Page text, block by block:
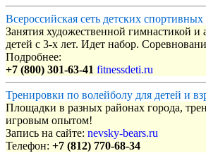
Всероссийская сеть детских
Занятия художественной гимнастикой и
детей с 3-х лет. Идет набор.
Подробнее:
+7 (800) 301-63-41 fitnessdeti.ru
Тренировки по волейболу для детей и
Площадки в разных районах города,
игровым опытом!
Запись на сайте: nevsky-bears.ru
Телефон: +7 (812) 770-68-34